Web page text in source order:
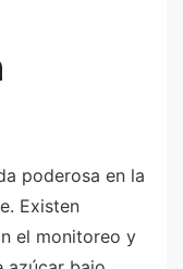
poderosa en la
Existen
el monitoreo y